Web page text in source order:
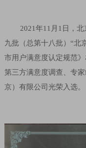
2021年11月1日， 北
九批（总第十八批）“北
市用户满意度认定规范
第三方满意度调查、专
京）有限公司 光荣入选。